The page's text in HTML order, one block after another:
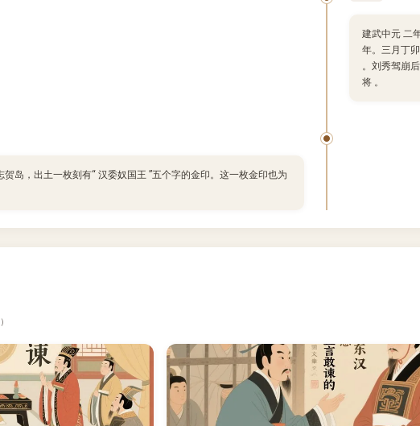
建武中元 二
年。三月丁
。刘秀驾崩
将 。
岛，出土一枚刻有“ 汉委奴国王 ”五个字的金印。这一枚金印也为